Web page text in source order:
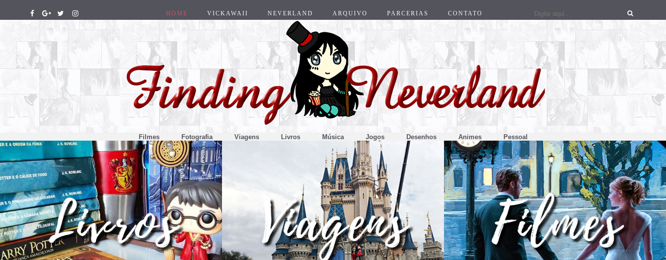
HOME VICKAWAII NEVERLAND ARQUIVO PARCERIAS CONTATO
Filmes Fotografia Viagens Livros Música Jogos Desenhos Animes Pessoal